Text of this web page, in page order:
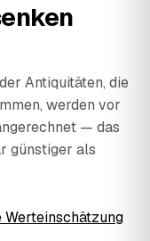
Antiquitäten, die
werden vor
— das
günstiger als
Werteinschätzung